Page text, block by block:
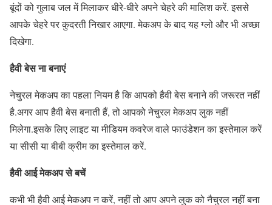
बूंदों को गुलाब जल में मिलाकर धीरे-धीरे अपने चेहरे की मालिश करें. इससे
आपके चेहरे पर कुदरती निखार आएगा. मेकअप के बाद यह ग्लो और भी अच्छा
दिखेगा.
हैवी बेस ना बनाएं
नेचुरल मेकअप का पहला नियम है कि आपको हैवी बेस बनाने की जरूरत नहीं
है.अगर आप हैवी बेस बनाती हैं, तो आपको नेचुरल मेकअप लुक नहीं
मिलेगा.इसके लिए लाइट या मीडियम कवरेज वाले फाउंडेशन का इस्तेमाल करें
या सीसी या बीबी क्रीम का इस्तेमाल करें.
हैवी आई मेकअप से बचें
कभी भी हैवी आई मेकअप न करें, नहीं तो आप अपने लुक को नैचुरल नहीं बना